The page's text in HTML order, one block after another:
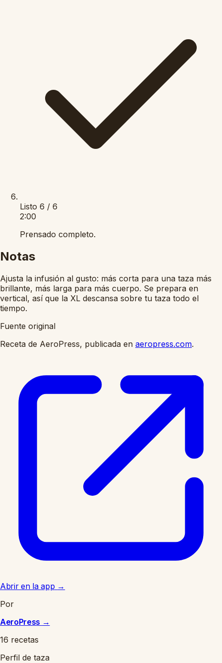
Listo 6 / 6
2:00
Prensado completo.
Notas
Ajusta la infusión al gusto: más corta para una taza más
brillante, más larga para más cuerpo. Se prepara en
vertical, así que la XL descansa sobre tu taza todo el
tiempo.
Fuente original
Receta de AeroPress, publicada en aeropress.com.
Abrir en la app →
Por
AeroPress →
16 recetas
Perfil de taza